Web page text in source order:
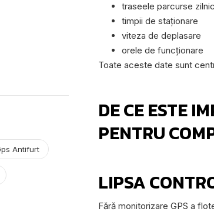
Antifurt
traseele parcurse zilnic
timpii de staționare
viteza de deplasare
orele de funcționare
Toate aceste date sunt
DE CE ESTE
PENTRU
LIPSA
Fără monitorizare GPS a